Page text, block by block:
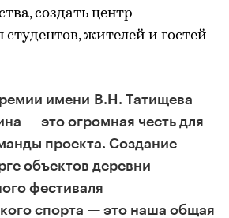
создать центр
жителей и гостей
имени В.Н. Татищева
— это огромная честь для
проекта. Создание
объектов деревни
фестиваля
спорта — это наша общая